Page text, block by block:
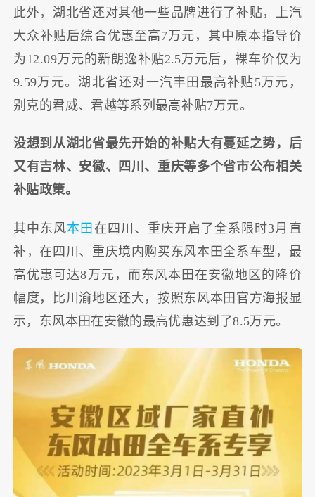
此外，湖北省还对其他一些品牌进行了补贴，上汽
大众补贴后综合优惠至高7万元，其中原本指导价
为12.09万元的新朗逸补贴2.5万元后，裸车价仅为
9.59万元。湖北省还对一汽丰田最高补贴5万元，
别克的君威、君越等系列最高补贴7万元。
没想到从湖北省最先开始的补贴大有蔓延之势，后
又有吉林、安徽、四川、重庆等多个省市公布相关
补贴政策。
其中东风本田 在四川、重庆开启了全系限时3月直
补，在四川、重庆境内购买东风本田全系车型，最
高优惠可达8万元，而东风本田在安徽地区的降价
幅度，比川渝地区还大，按照东风本田官方海报显
示，东风本田在安徽的最高优惠达到了8.5万元。